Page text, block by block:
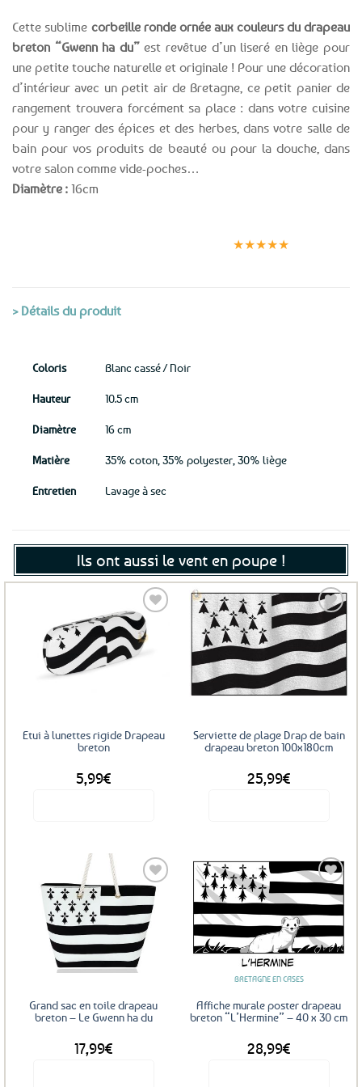
Cette sublime corbeille ronde ornée aux couleurs du drapeau
breton “Gwenn ha du”est revêtue d’un liseré en liège pour
une petite touche naturelle et originale ! Pour une décoration
d’intérieur avec un petit air de Bretagne, ce petit panier de
rangement trouvera forcément sa place : dans votre cuisine
pour y ranger des épices et des herbes, dans votre salle de
bain pour vos produits de beauté ou pour la douche, dans
votre salon comme vide-poches…
Diamètre : 16cm
★★★★★
> Détails du produit
Coloris Blanc cassé / Noir
Hauteur 10.5 cm
Diamètre 16 cm
Matière 35% coton, 35% polyester, 30% liège
Entretien Lavage à sec
Ils ont aussi le vent en poupe !
Ajouter
Etui à lunettes rigide Drapeau
breton
5,99€
Ajouter
aux
favoris
Serviette de plage Drap de bain
drapeau breton 100x180cm
25,99€
Ajouter
aux
favoris
Grand sac en toile drapeau
breton – Le Gwenn ha du
17,99€
Ajouter
favoris
BRETAGNE EN CASES
Affiche murale poster drapeau
breton “L’Hermine” – 40 x 30 cm
28,99€